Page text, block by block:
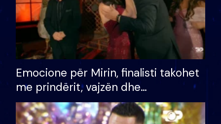
Emocione për Mirin, finalisti takohet
me prindërit, vajzën dhe
bashkëshorten: S’kemi ndonjë letër
divorci apo jo?